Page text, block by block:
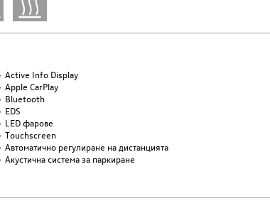
Active Info Display
Apple CarPlay
Bluetooth
EDS
LED фарове
Touchscreen
Автоматично регулиране на дистанцията
Акустична система за паркиране